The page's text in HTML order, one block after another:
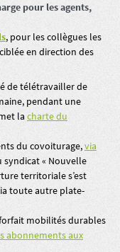
pour les agents,
, pour les collègues les
en direction des
de télétravailler de
pendant une
la charte du
du covoiturage,via
syndicat « Nouvelle
territoriale s’est
toute autre plate-
mobilités durables
abonnements aux